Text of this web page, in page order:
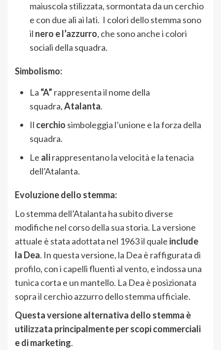
maiuscola stilizzata, sormontata da un cerchio
e con due ali ai lati. I colori dello stemma sono
il nero e l’azzurro, che sono anche i colori
sociali della squadra.
Simbolismo:
La “A” rappresenta il nome della
squadra,Atalanta.
Il cerchio simboleggia l’unione e la forza della
squadra.
Le alirappresentano la velocità e la tenacia
dell’Atalanta.
Evoluzione dello stemma:
Lo stemma dell’Atalanta ha subito diverse
modifiche nel corso della sua storia. La versione
attuale è stata adottata nel 1963 il quale include
la Dea. In questa versione, la Dea è raffigurata di
profilo, con i capelli fluenti al vento, e indossa una
tunica corta e un mantello. La Dea è posizionata
sopra il cerchio azzurro dello stemma ufficiale.
Questa versione alternativa dello stemma è
utilizzata principalmente per scopi commerciali
e di marketing.